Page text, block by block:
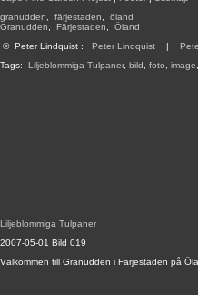
granudden
färjestaden
öland
Granudden
Färjestaden
Öland
© Peter Lindquist : Peter Lindquist |
Tags: Liljeblommiga Tulpaner, bild foto image
Liljeblommiga Tulpaner
2007-05-01 Bild 019
Välkommen till Granudden i Färjestaden på